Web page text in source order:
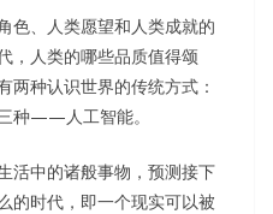
色、人类愿望和人类成就的
，人类的哪些品质值得颂
两种认识世界的传统方式：
种——人工智能。
活中的诸般事物，预测接下
的时代，即一个现实可以被